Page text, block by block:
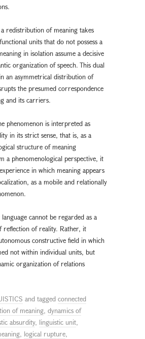
redistribution of meaning takes
units that do not possess a
in isolation assume a decisive
organization of speech. This dual
an asymmetrical distribution of
the presumed correspondence
and its carriers.
phenomenon is interpreted as
in its strict sense, that is, as a
structure of meaning
a phenomenological perspective, it
in which meaning appears
as a mobile and relationally
cannot be regarded as a
reflection of reality. Rather, it
constructive field in which
not within individual units, but
organization of relations
and tagged connected
of meaning, dynamics of
absurdity, linguistic unit,
, logical rupture,